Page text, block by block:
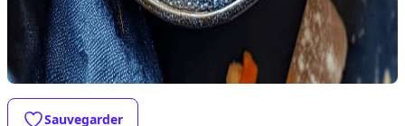
Sauvegarder